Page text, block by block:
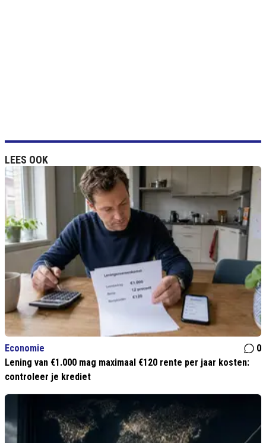
LEES OOK
Economie
0
Lening van €1.000 mag maximaal €120 rente per jaar kosten:
controleer je krediet